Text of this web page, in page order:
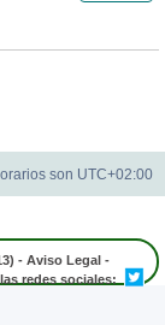
son UTC+02:00
- Aviso Legal -
redes sociales: